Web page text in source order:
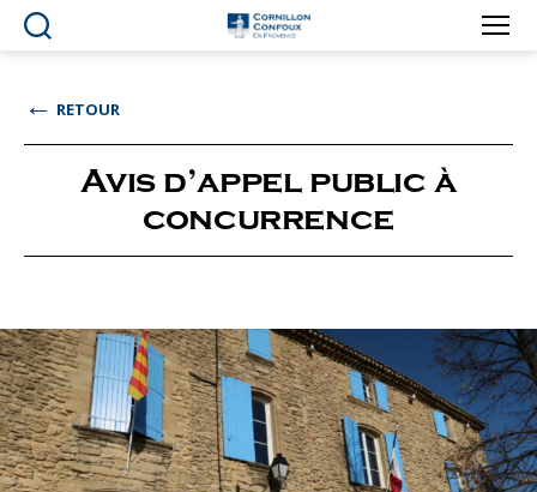
Ville
en
Provence
← RETOUR
Avis d’appel public à
concurrence